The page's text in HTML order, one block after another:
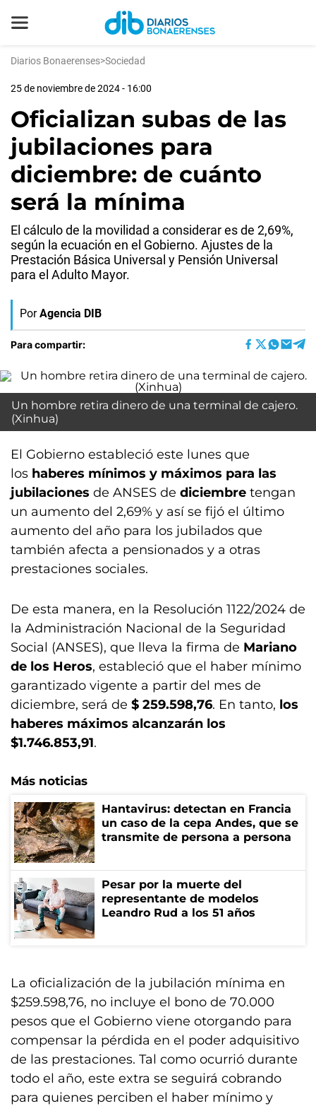
Diarios Bonaerenses>Sociedad
25 de noviembre de 2024 - 16:00
Oficializan subas de las
jubilaciones para
diciembre: de cuánto
será la mínima
El cálculo de la movilidad a considerar es de 2,69%,
según la ecuación en el Gobierno. Ajustes de la
Prestación Básica Universal y Pensión Universal
para el Adulto Mayor.
Por Agencia DIB
Para compartir:
Un hombre retira dinero de una terminal de cajero.
(Xinhua)
El Gobierno estableció este lunes que
los haberes mínimos y máximos para las
jubilaciones de ANSES de diciembre tengan
un aumento del 2,69% y así se fijó el último
aumento del año para los jubilados que
también afecta a pensionados y a otras
prestaciones sociales.
De esta manera, en la Resolución 1122/2024 de
la Administración Nacional de la Seguridad
Social (ANSES), que lleva la firma de Mariano
de los Heros, estableció que el haber mínimo
garantizado vigente a partir del mes de
diciembre, será de $ 259.598,76. En tanto, los
haberes máximos alcanzarán los
$1.746.853,91.
Más noticias
Hantavirus: detectan en Francia
un caso de la cepa Andes, que se
transmite de persona a persona
Pesar por la muerte del
representante de modelos
Leandro Rud a los 51 años
La oficialización de la jubilación mínima en
$259.598,76, no incluye el bono de 70.000
pesos que el Gobierno viene otorgando para
compensar la pérdida en el poder adquisitivo
de las prestaciones. Tal como ocurrió durante
todo el año, este extra se seguirá cobrando
para quienes perciben el haber mínimo y